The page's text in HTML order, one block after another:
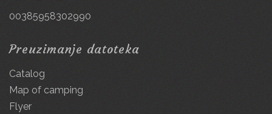
00385958302990
Preuzimanje datoteka
Catalog
Map of camping
Flyer